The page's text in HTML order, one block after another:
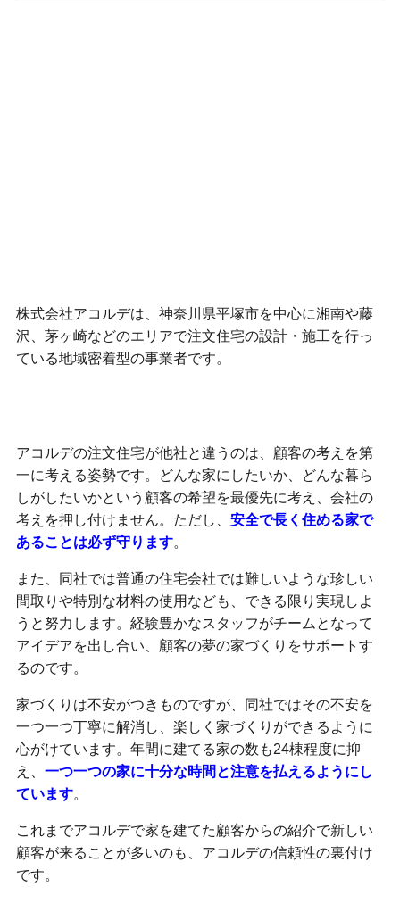
株式会社アコルデは、神奈川県平塚市を中心に湘南や藤
沢、茅ヶ崎などのエリアで注文住宅の設計・施工を行っ
ている地域密着型の事業者です。
アコルデの注文住宅が他社と違うのは、顧客の考えを第
一に考える姿勢です。どんな家にしたいか、どんな暮ら
しがしたいかという顧客の希望を最優先に考え、会社の
考えを押し付けません。ただし、 安全で長く住める家で
あることは必ず守ります。
また、同社では普通の住宅会社では難しいような珍しい
間取りや特別な材料の使用なども、できる限り実現しよ
うと努力します。経験豊かなスタッフがチームとなって
アイデアを出し合い、顧客の夢の家づくりをサポートす
るのです。
家づくりは不安がつきものですが、同社ではその不安を
一つ一つ丁寧に解消し、楽しく家づくりができるように
心がけています。年間に建てる家の数も24棟程度に抑
え、 一つ一つの家に十分な時間と注意を払えるようにし
ています。
これまでアコルデで家を建てた顧客からの紹介で新しい
顧客が来ることが多いのも、アコルデの信頼性の裏付け
です。